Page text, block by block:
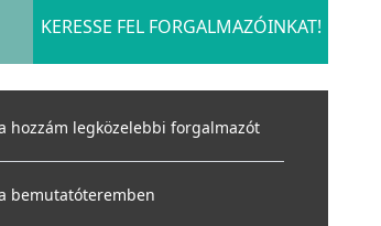
KERESSE FEL FORGALMAZÓINKAT!
hozzám legközelebbi forgalmazót
bemutatóteremben